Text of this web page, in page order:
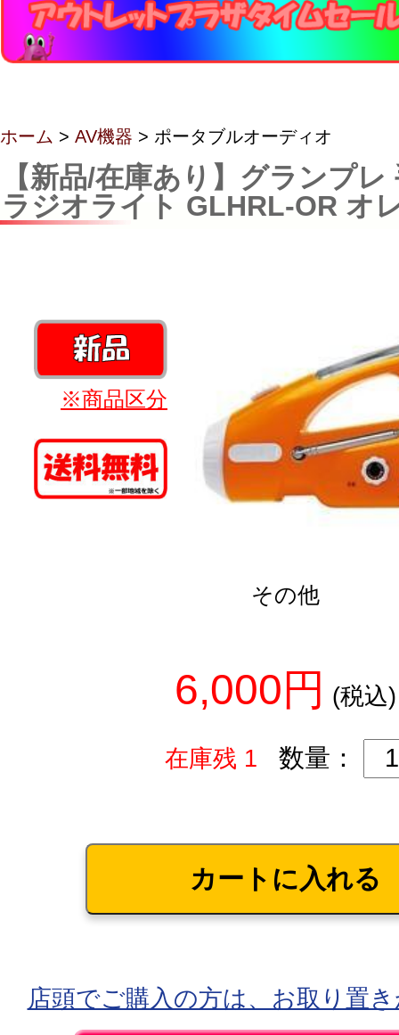
ホーム > AV機器 > ポータブルオーディオ
【新品/在庫あり】グランプ
ラジオライト GLHRL-OR オ
※商品区分
その他
6,000円 (税込)
在庫残 1 数量：
店頭でご購入の方は、お取り置